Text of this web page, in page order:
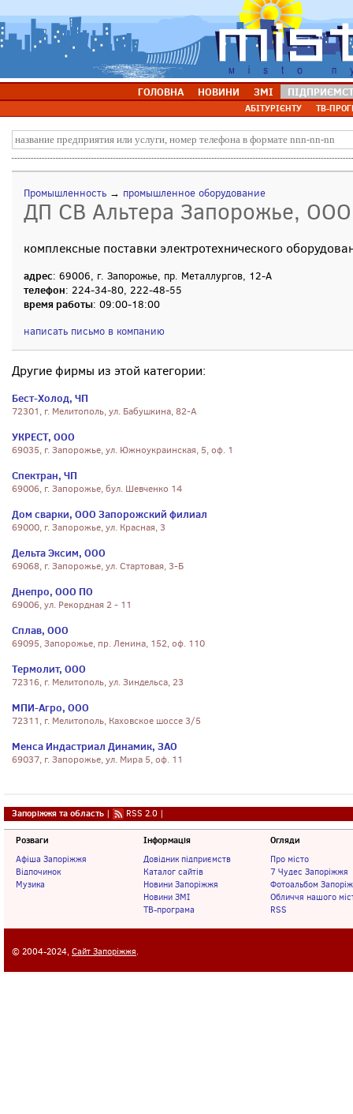
ГОЛОВНА НОВИНИ ЗМІ
АБІТУРІЄНТУ ТВ-
Промышленность → промышленное оборудование
ДП СВ Альтера Запорожье, ООО
комплексные поставки электротехнического
адрес: 69006, г. Запорожье, пр. Металлургов, 12-А
телефон: 224-34-80, 222-48-55
время работы: 09:00-18:00
написать письмо в компанию
Другие фирмы из этой категории:
Бест-Холод, ЧП
72301, г. Мелитополь, ул. Бабушкина, 82-А
УКРЕСТ, ООО
69035, г. Запорожье, ул. Южноукраинская, 5, оф. 1
Спектран, ЧП
69006, г. Запорожье, бул. Шевченко 14
Дом сварки, ООО Запорожский филиал
69000, г. Запорожье, ул. Красная, 3
Дельта Эксим, ООО
69068, г. Запорожье, ул. Стартовая, 3-Б
Днепро, ООО ПО
69006, ул. Рекордная 2 - 11
Сплав, ООО
69095, Запорожье, пр. Ленина, 152, оф. 110
Термолит, ООО
72316, г. Мелитополь, ул. Зиндельса, 23
МПИ-Агро, ООО
72311, г. Мелитополь, Каховское шоссе 3/5
Менса Индастриал Динамик, ЗАО
69037, г. Запорожье, ул. Мира 5, оф. 11
Запоріжжя та область | RSS 2.0 |
Розваги
Афіша Запоріжжя
Відпочинок
Музика
Інформація
Довідник підприємств
Каталог сайтів
Новини Запоріжжя
Новини ЗМІ
ТВ-програма
Огляди
Про місто
7 Чудес Запоріжжя
Фотоальбом
Обличчя нашого
RSS
© 2004-2024, Сайт Запоріжжя.